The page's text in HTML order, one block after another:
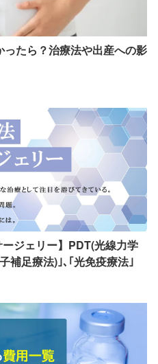
たら？治療法や出産への影
ージェリー】PDT(光線力学
補足療法)｣､｢光免疫療法｣